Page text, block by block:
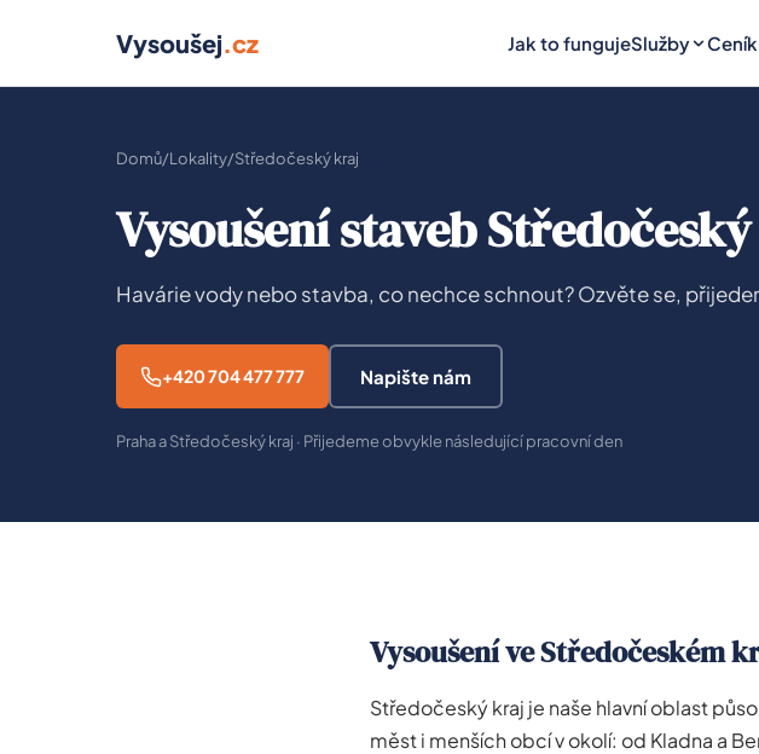
Vysoušej.cz Jak to fungujeSlužby Ceník
Domů/Lokality/Středočeský kraj
Vysoušení staveb
Havárie vody nebo stavba, co nechce schnout? Ozvěte se,
+420 704 477 777 Napište nám
Praha a Středočeský kraj · Přijedeme obvykle následující pracovní den
Vysoušení ve Středočeském
Středočeský kraj je naše hlavní oblast
měst i menších obcí v okolí: od Kladna a